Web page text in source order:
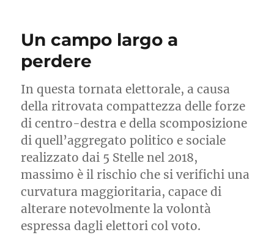
Un campo largo a
perdere
In questa tornata elettorale, a causa
della ritrovata compattezza delle forze
di centro-destra e della scomposizione
di quell’aggregato politico e sociale
realizzato dai 5 Stelle nel 2018,
massimo è il rischio che si verifichi una
curvatura maggioritaria, capace di
alterare notevolmente la volontà
espressa dagli elettori col voto.